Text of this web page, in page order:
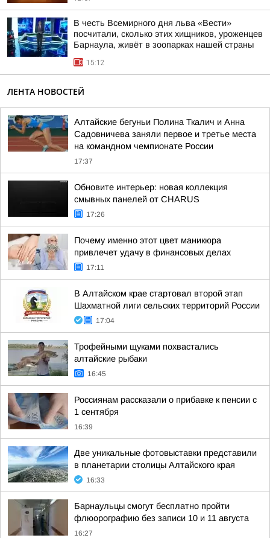
В честь Всемирного дня льва «Вести»
посчитали, сколько этих хищников, уроженцев
Барнаула, живёт в зоопарках нашей страны
15:12
ЛЕНТА НОВОСТЕЙ
Алтайские бегуньи Полина Ткалич и Анна
Садовничева заняли первое и третье места
на командном чемпионате России
17:37
Обновите интерьер: новая коллекция
смывных панелей от CHARUS
17:26
Почему именно этот цвет маникюра
привлечет удачу в финансовых делах
17:11
В Алтайском крае стартовал второй этап
Шахматной лиги сельских территорий России
17:04
Трофейными щуками похвастались
алтайские рыбаки
16:45
Россиянам рассказали о прибавке к пенсии с
1 сентября
16:39
Две уникальные фотовыставки представили
в планетарии столицы Алтайского края
16:33
Барнаульцы смогут бесплатно пройти
флюорографию без записи 10 и 11 августа
16:27